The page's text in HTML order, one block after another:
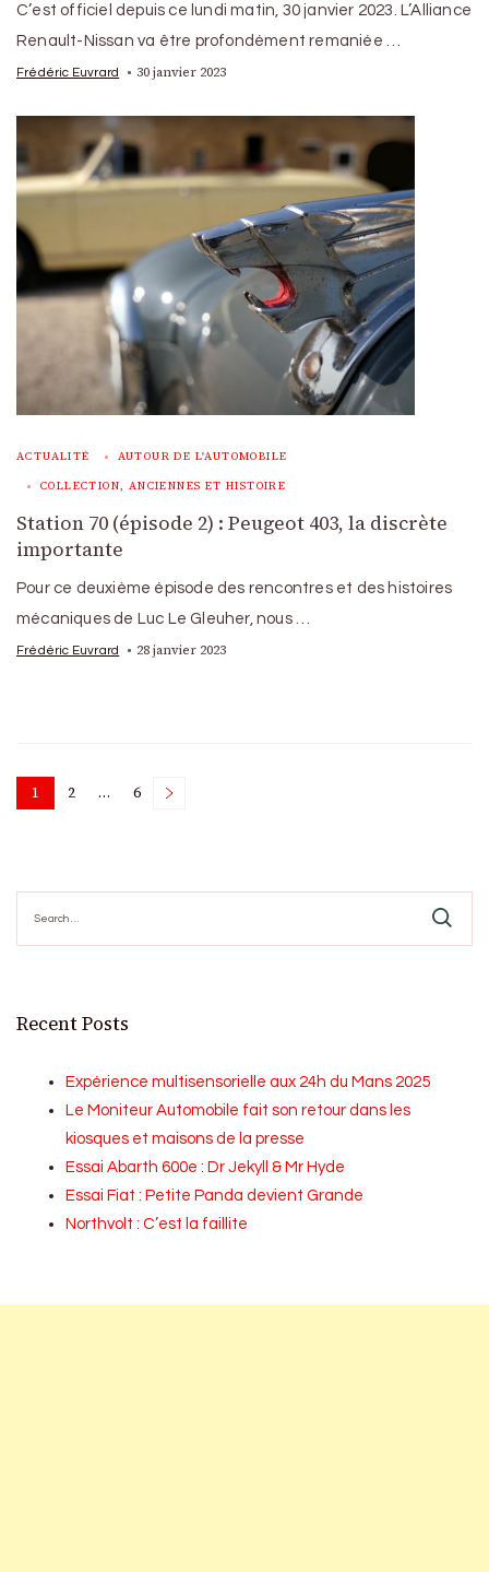
C’est officiel depuis ce lundi matin, 30 janvier 2023. L’Alliance
Renault-Nissan va être profondément remaniée …
Frédéric Euvrard 30 janvier 2023
ACTUALITÉ AUTOUR DE L'AUTOMOBILE
COLLECTION, ANCIENNES ET HISTOIRE
Station 70 (épisode 2) : Peugeot 403, la discrète
importante
Pour ce deuxième épisode des rencontres et des histoires
mécaniques de Luc Le Gleuher, nous …
Frédéric Euvrard 28 janvier 2023
Posts
Page
1 Page
2 … Page
6
for:
Recent Posts
Expérience multisensorielle aux 24h du Mans 2025
Le Moniteur Automobile fait son retour dans les
kiosques et maisons de la presse
Essai Abarth 600e : Dr Jekyll & Mr Hyde
Essai Fiat : Petite Panda devient Grande
Northvolt : C’est la faillite